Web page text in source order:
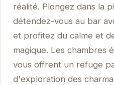
réalité. Plongez dans la
détendez-vous au bar
et profitez du calme et
magique. Les chambres
vous offrent un refuge
d'exploration des